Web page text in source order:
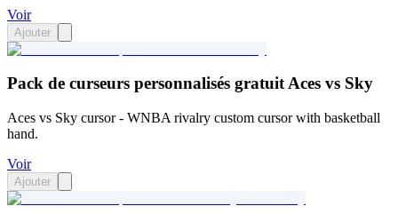
Voir
Ajouter
Pack de curseurs personnalisés gratuit Aces vs Sky
Aces vs Sky cursor - WNBA rivalry custom cursor with basketball
hand.
Voir
Ajouter